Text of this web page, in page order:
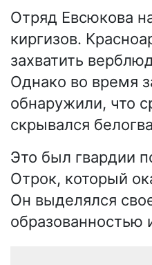
Отряд Евсюкова
киргизов.
захватить
Однако во время
обнаружили, что
скрывался
Это был гвардии
Отрок, который
Он выделялся
образованностью